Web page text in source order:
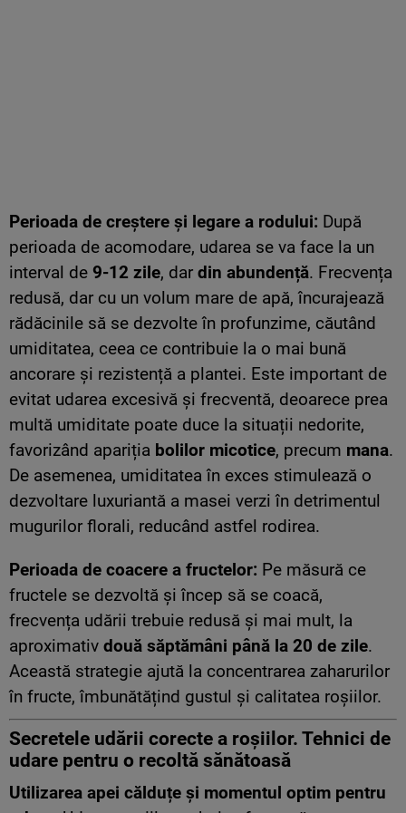
Perioada de creștere și legare a rodului: După
perioada de acomodare, udarea se va face la un
interval de 9-12 zile, dar din abundență. Frecvența
redusă, dar cu un volum mare de apă, încurajează
rădăcinile să se dezvolte în profunzime, căutând
umiditatea, ceea ce contribuie la o mai bună
ancorare și rezistență a plantei. Este important de
evitat udarea excesivă și frecventă, deoarece prea
multă umiditate poate duce la situații nedorite,
favorizând apariția bolilor micotice, precum mana.
De asemenea, umiditatea în exces stimulează o
dezvoltare luxuriantă a masei verzi în detrimentul
mugurilor florali, reducând astfel rodirea.
Perioada de coacere a fructelor: Pe măsură ce
fructele se dezvoltă și încep să se coacă,
frecvența udării trebuie redusă și mai mult, la
aproximativ două săptămâni până la 20 de zile.
Această strategie ajută la concentrarea zaharurilor
în fructe, îmbunătățind gustul și calitatea roșiilor.
Secretele udării corecte a roșiilor. Tehnici de
udare pentru o recoltă sănătoasă
Utilizarea apei călduțe și momentul optim pentru